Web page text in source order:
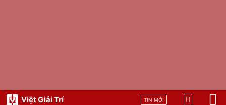
Việt Giải Trí TIN MỚI